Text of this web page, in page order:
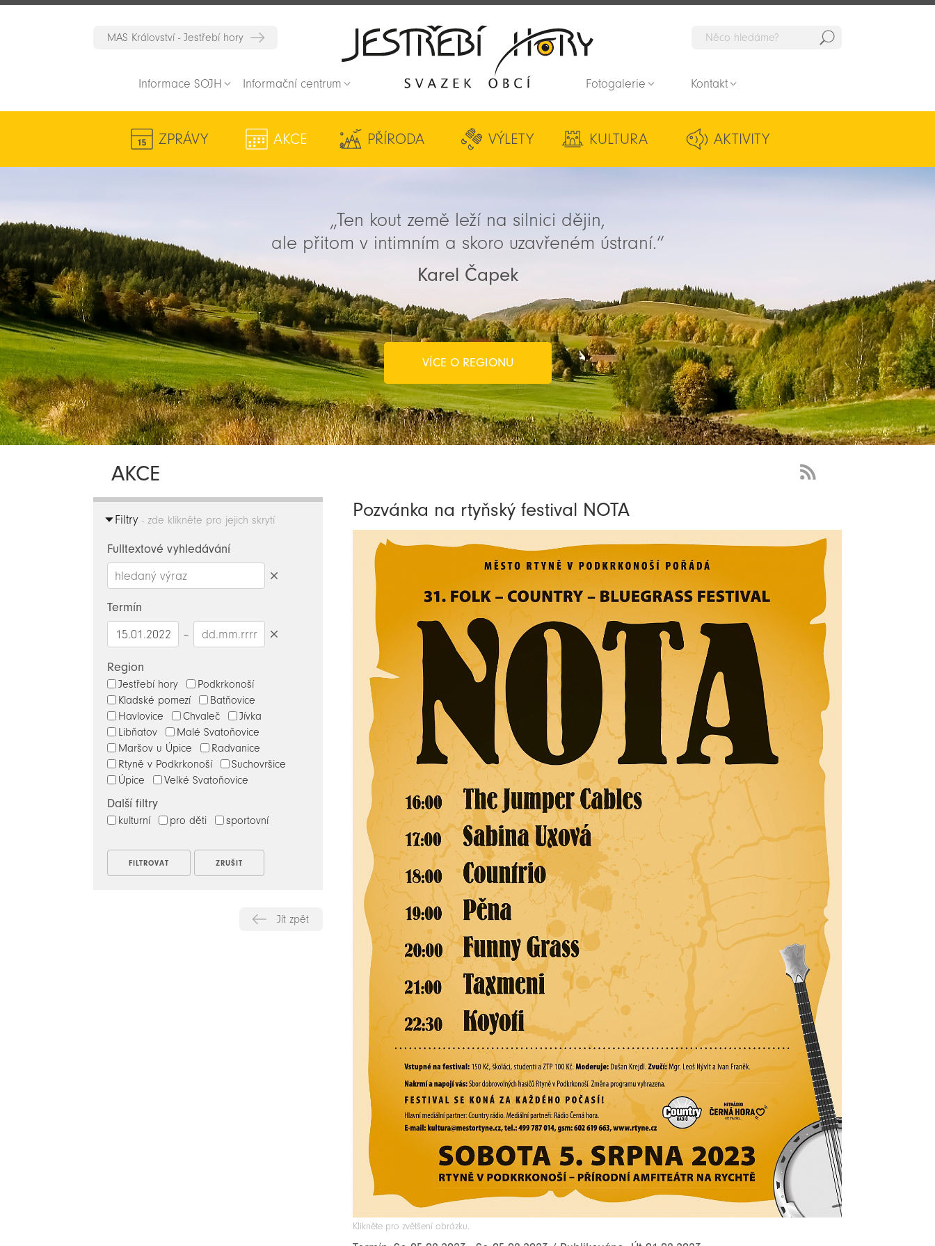
MAS Království - Jestřebí hory
Informace SOJH Informační centrum Fotogalerie Kontakt
ZPRÁVY AKCE PŘÍRODA VÝLETY KULTURA AKTIVITY
„Ten kout země leží na silnici dějin,
ale přitom v intimním a skoro uzavřeném ústraní.“
Karel Čapek
VÍCE O REGIONU
AKCE
novinky
Filtry - zde klikněte pro jejich skrytí
Fulltextové vyhledávání
Termín
–
Region
Jestřebí hory
Podkrkonoší
Kladské pomezí
Batňovice
Havlovice
Chvaleč
Jívka
Libňatov
Malé Svatoňovice
Maršov u Úpice
Radvanice
Rtyně v Podkrkonoší
Suchovršice
Úpice
Velké Svatoňovice
Další filtry
kulturní pro děti sportovní
Jít zpět
Pozvánka na rtyňský festival NOTA
Klikněte pro zvětšení obrázku.